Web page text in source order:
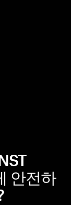
안전하